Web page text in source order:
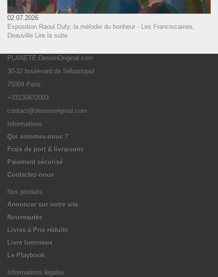
02.07.2026
Exposition Raoul Dufy, la mélodie du bonheur - Les Franciscaines,
Deauville Lire la suite
PLANETE DessinOriginal.com
30-32 boulevard de Sébastopol
75004 Paris
+33130472003
contact@dessinoriginal.com
Informations
Qui sommes-nous ?
Frais de port & livraisons
Paiement sécurisé
Contactez-nous
Nos produits
Annoncer sur notre site
Nouveautés
Livres à Prix réduits
Livre lumineux
Le Playbook
Informations légales